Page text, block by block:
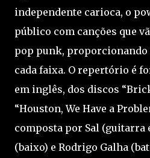
independente carioca, o
público com canções que
pop punk,
cada faixa. O repertório é
em inglês, dos discos
“Houston, We Have a
composta por Sal (guitarra
(baixo) e Rodrigo Galha